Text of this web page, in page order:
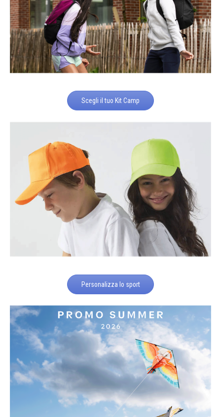
Scegli il tuo Kit Camp
Personalizza lo sport